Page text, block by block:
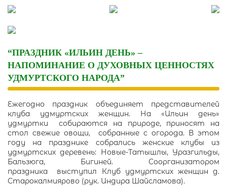
Skip
content
“ПРАЗДНИК «ИЛЬИН ДЕНЬ» –
НАПОМИНАНИЕ О ДУХОВНЫХ ЦЕННОСТЯХ
УДМУРТСКОГО НАРОДА”
Ежегодно праздник объединяет представителей
клуба удмуртских женщин. На «Ильин день»
удмуртки собираются на природе, приносят на
стол свежие овощи, собранные с огорода. В этом
году на празднике собрались женские клубы из
удмуртских деревень: Новые-Татышлы, Уразгильды,
Бальзюга, Бигиней. Соорганизатором
праздника выступил Клуб удмуртских женщин д.
Старокалмиярово (рук. Индира Шайсламова).